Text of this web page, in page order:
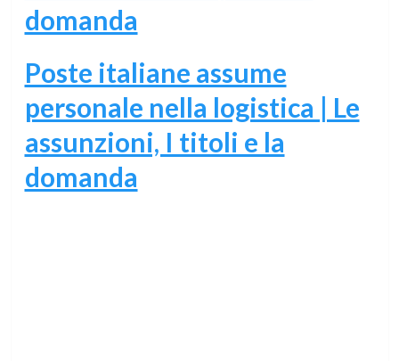
domanda
Poste italiane assume
personale nella logistica | Le
assunzioni, I titoli e la
domanda